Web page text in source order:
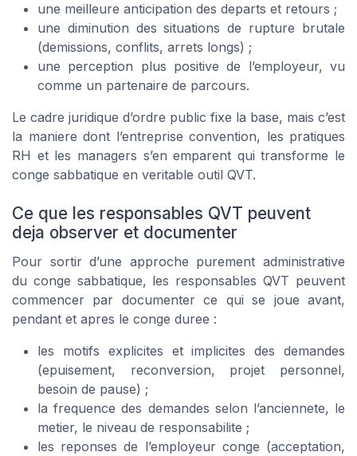
une meilleure anticipation des departs et retours ;
une diminution des situations de rupture brutale
(demissions, conflits, arrets longs) ;
une perception plus positive de l’employeur, vu
comme un partenaire de parcours.
Le cadre juridique d’ordre public fixe la base, mais c’est
la maniere dont l’entreprise convention, les pratiques
RH et les managers s’en emparent qui transforme le
conge sabbatique en veritable outil QVT.
Ce que les responsables QVT peuvent
deja observer et documenter
Pour sortir d’une approche purement administrative
du conge sabbatique, les responsables QVT peuvent
commencer par documenter ce qui se joue avant,
pendant et apres le conge duree :
les motifs explicites et implicites des demandes
(epuisement, reconversion, projet personnel,
besoin de pause) ;
la frequence des demandes selon l’anciennete, le
metier, le niveau de responsabilite ;
les reponses de l’employeur conge (acceptation,